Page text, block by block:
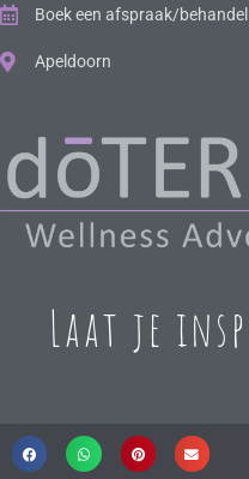
Boek een afspraak/
Apeldoorn
Laat je